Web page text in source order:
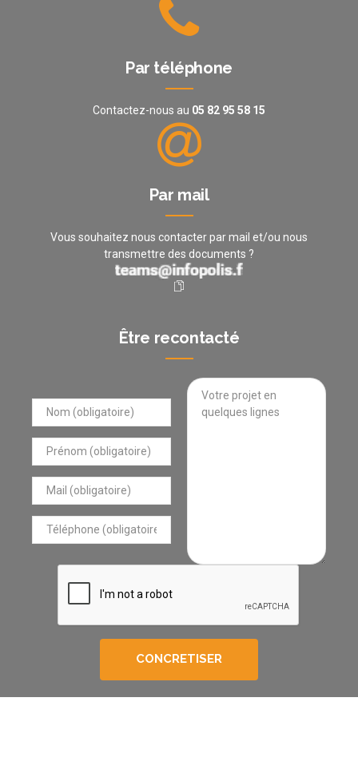
Par téléphone
Contactez-nous au 05 82 95 58 15
Par mail
Vous souhaitez nous contacter par mail et/ou nous
transmettre des documents ?
Être recontacté